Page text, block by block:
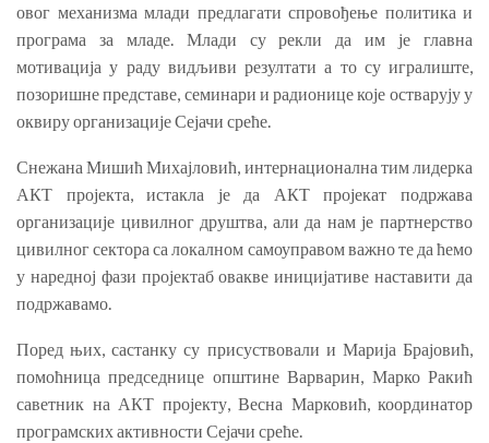
овог механизма млади предлагати спровођење политика и
програма за младе. Млади су рекли да им је главна
мотивација у раду видљиви резултати а то су игралиште,
позоришне представе, семинари и радионице које остварују у
оквиру организације Сејачи среће.
Снежана Мишић Михајловић, интернационална тим лидерка
АКТ пројекта, истакла је да АКТ пројекат подржава
организације цивилног друштва, али да нам је партнерство
цивилног сектора са локалном самоуправом важно те да ћемо
у наредној фази пројектаб овакве иницијативе наставити да
подржавамо.
Поред њих, састанку су присуствовали и Марија Брајовић,
помоћница председнице општине Варварин, Марко Ракић
саветник на АКТ пројекту, Весна Марковић, координатор
програмских активности Сејачи среће.